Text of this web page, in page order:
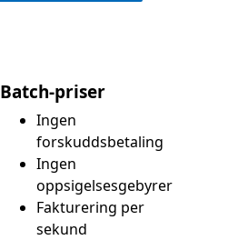
Batch-priser
Ingen
forskuddsbetaling
Ingen
oppsigelsesgebyrer
Fakturering per
sekund